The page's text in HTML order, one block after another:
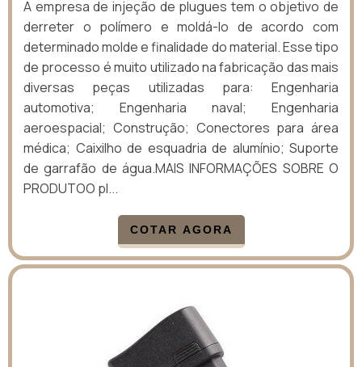
A empresa de injeção de plugues tem o objetivo de
derreter o polímero e moldá-lo de acordo com
determinado molde e finalidade do material. Esse tipo
de processo é muito utilizado na fabricação das mais
diversas peças utilizadas para: Engenharia
automotiva; Engenharia naval; Engenharia
aeroespacial; Construção; Conectores para área
médica; Caixilho de esquadria de alumínio; Suporte
de garrafão de água.MAIS INFORMAÇÕES SOBRE O
PRODUTOO pl...
COTAR AGORA